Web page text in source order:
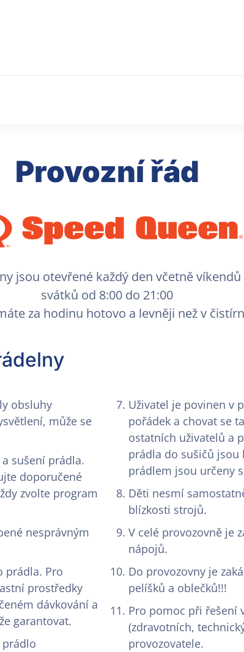
Provozní řád
jsou otevřené každý den včetně víkendů
svátků od 8:00 do 21:00
za hodinu hotovo a levněji než v
obsluhy
může se
sušení prádla.
doporučené
zvolte program
nesprávným
prádla. Pro
prostředky
dávkování a
garantovat.
prádlo
Uživatel je povinen v
pořádek a chovat se
ostatních uživatelů a
prádla do sušičů jsou
prádlem jsou určeny
Děti nesmí
blízkosti strojů.
V celé provozovně je
nápojů.
Do provozovny je
pelíšků a oblečků!!!
Pro pomoc při řešení
(zdravotních,
provozovatele.